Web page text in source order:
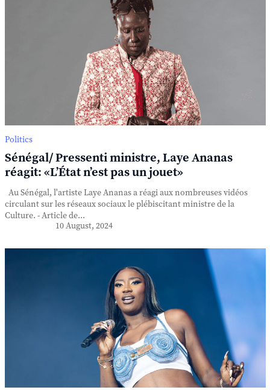
Politics
Sénégal/ Pressenti ministre, Laye Ananas
réagit: «L’État n’est pas un jouet»
Au Sénégal, l'artiste Laye Ananas a réagi aux nombreuses vidéos
circulant sur les réseaux sociaux le plébiscitant ministre de la
Culture. - Article de...
10 August, 2024